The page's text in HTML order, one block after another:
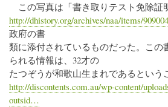
この写真は「書き取りテスト免除証
http://dhistory.org/archives/naa/items/
政府の書
類に添付されているものだった。この
られる情報は、32才の
たつぞうが和歌山生まれであるという
http://discontents.com.au/wp-content/
outsid…